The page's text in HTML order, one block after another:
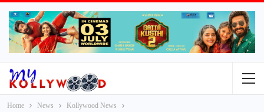
Home News Kollywood News